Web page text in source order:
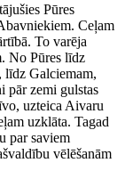
Pūres
Ceļam
To varēja
No Pūres līdz
līdz Galciemam,
pār zemi gulstas
uzteica Aivaru
uzklāta. Tagad
par saviem
vēlēšanām